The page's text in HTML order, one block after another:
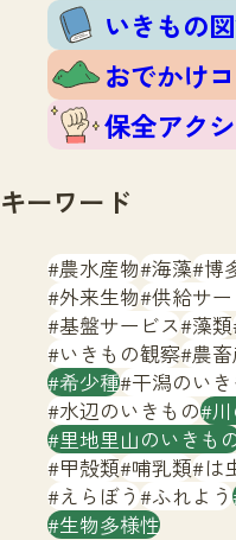
サイ
いきもの
おでかけ
保全アク
キーワード
農水産物 海藻 博
外来生物 供給サ
基盤サービス 藻類
いきもの観察 農
希少種 干潟のい
水辺のいきもの
里地里山のいきも
甲殻類 哺乳類 は
えらぼう ふれよう
生物多様性